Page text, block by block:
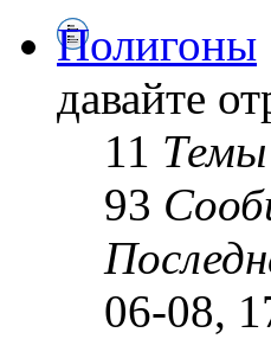
Полигоны
давайте
11 Темы
93
06-08,